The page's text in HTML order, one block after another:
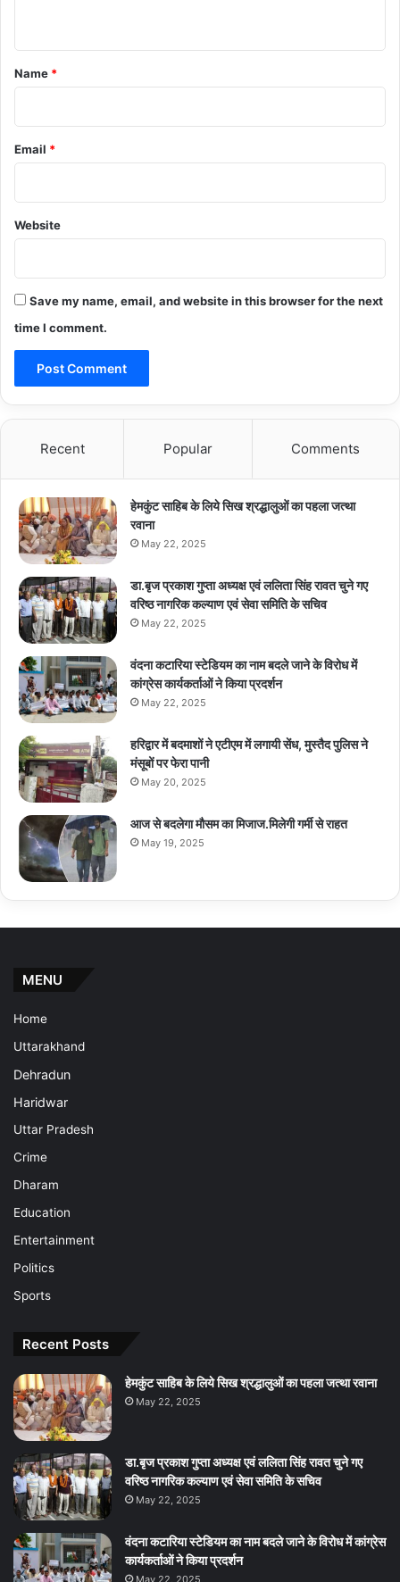
*
Name *
Email *
Website
Save my name, email, and website in this browser for the next
time I comment.
Recent Popular Comments
हेमकुंट साहिब के लिये सिख श्रद्धालुओं का पहला जत्था
रवाना
May 22, 2025
डा.बृज प्रकाश गुप्ता अध्यक्ष एवं ललिता सिंह रावत चुने गए
वरिष्ठ नागरिक कल्याण एवं सेवा समिति के सचिव
May 22, 2025
वंदना कटारिया स्टेडियम का नाम बदले जाने के विरोध में
कांग्रेस कार्यकर्ताओं ने किया प्रदर्शन
May 22, 2025
हरिद्वार में बदमाशों ने एटीएम में लगायी सेंध, मुस्तैद पुलिस ने
मंसूबों पर फेरा पानी
May 20, 2025
आज से बदलेगा मौसम का मिजाज.मिलेगी गर्मी से राहत
May 19, 2025
MENU
Home
Uttarakhand
Dehradun
Haridwar
Uttar Pradesh
Crime
Dharam
Education
Entertainment
Politics
Sports
Recent Posts
हेमकुंट साहिब के लिये सिख श्रद्धालुओं का पहला जत्था रवाना
May 22, 2025
डा.बृज प्रकाश गुप्ता अध्यक्ष एवं ललिता सिंह रावत चुने गए
वरिष्ठ नागरिक कल्याण एवं सेवा समिति के सचिव
May 22, 2025
वंदना कटारिया स्टेडियम का नाम बदले जाने के विरोध में कांग्रेस
कार्यकर्ताओं ने किया प्रदर्शन